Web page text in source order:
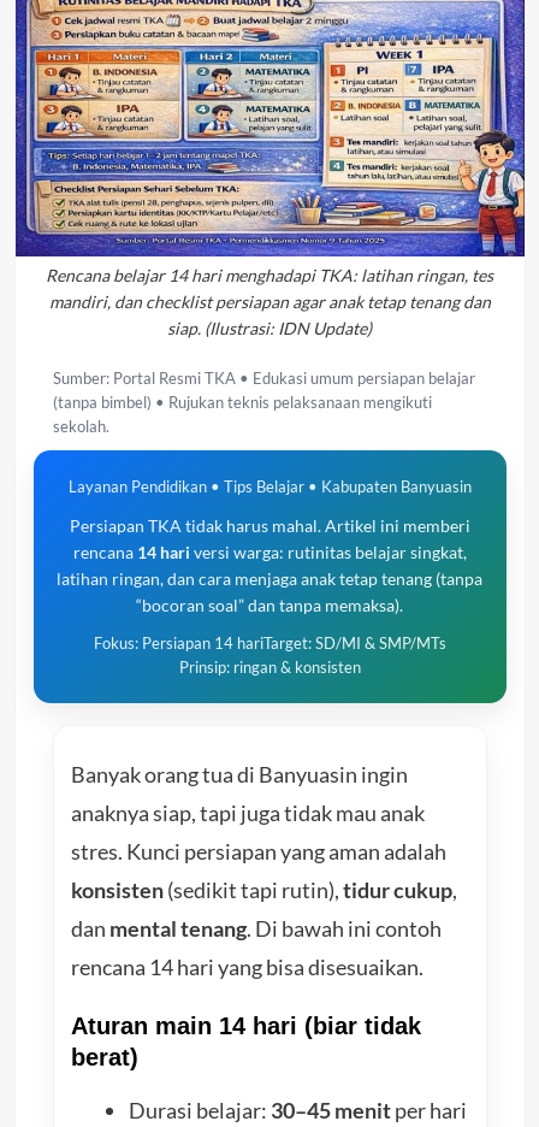
Rencana belajar 14 hari menghadapi TKA: latihan ringan, tes
mandiri, dan checklist persiapan agar anak tetap tenang dan
siap. (Ilustrasi: IDN Update)
Sumber: Portal Resmi TKA • Edukasi umum persiapan belajar
(tanpa bimbel) • Rujukan teknis pelaksanaan mengikuti
sekolah.
Layanan Pendidikan • Tips Belajar • Kabupaten Banyuasin
Persiapan TKA tidak harus mahal. Artikel ini memberi
rencana 14 hari versi warga: rutinitas belajar singkat,
latihan ringan, dan cara menjaga anak tetap tenang (tanpa
“bocoran soal” dan tanpa memaksa).
Fokus: Persiapan 14 hariTarget: SD/MI & SMP/MTs
Prinsip: ringan & konsisten
Banyak orang tua di Banyuasin ingin
anaknya siap, tapi juga tidak mau anak
stres. Kunci persiapan yang aman adalah
konsisten(sedikit tapi rutin),tidur cukup,
dan mental tenang. Di bawah ini contoh
rencana 14 hari yang bisa disesuaikan.
Aturan main 14 hari (biar tidak
berat)
Durasi belajar: 30–45 menitper hari